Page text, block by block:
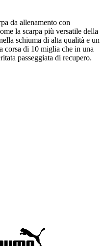
da allenamento con
la scarpa più versatile della
schiuma di alta qualità e un
corsa di 10 miglia che in una
passeggiata di recupero.